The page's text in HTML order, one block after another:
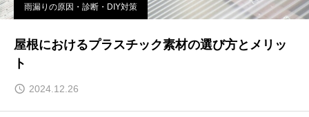
雨漏りの原因・診断・DIY対策
屋根におけるプラスチック素材の選び方とメリッ
ト
2024.12.26